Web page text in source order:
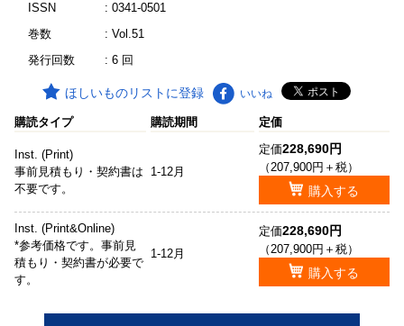
ISSN
: 0341-0501
巻数
: Vol.51
発行回数
: 6 回
ほしいものリストに登録 いいね
購読タイプ 購読期間 定価
Inst. (Print)
事前見積もり・契約書は
不要です。
1-12月
定価228,690円
（207,900円＋税）
購入する
Inst. (Print&Online)
*参考価格です。事前見
積もり・契約書が必要で
す。
1-12月
定価228,690円
（207,900円＋税）
購入する